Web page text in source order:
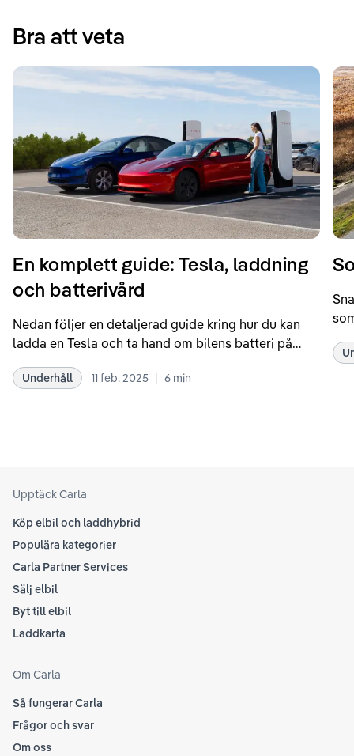
Bra att veta
En komplett guide: Tesla, laddning
och batterivård
Nedan följer en detaljerad guide kring hur du kan
ladda en Tesla och ta hand om bilens batteri på
rekommendationer samt våra egna erfarenheter
Underhåll 11 feb. 2025 | 6 min
att
Upptäck Carla
Köp elbil och laddhybrid
Populära kategorier
Carla Partner Services
Sälj elbil
Byt till elbil
Laddkarta
Om Carla
Så fungerar Carla
Frågor och svar
Om oss